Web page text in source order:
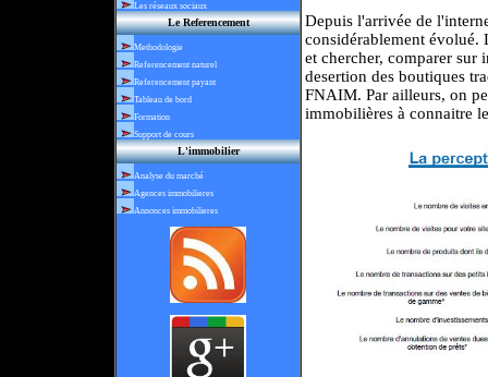
Les réseaux sociaux
Le Referencement
Methodologie
Referencement naturel
Referencement payant
Tableau de bord
Formation
Support de cours
L'immobilier
Analyse du marché
Agences immobilieres
Annonces immobilieres
Depuis l'arrivée de
considérablement évolué.
et chercher, comparer sur
desertion des boutiques
FNAIM. Par ailleurs, on
immobilières à connaitre